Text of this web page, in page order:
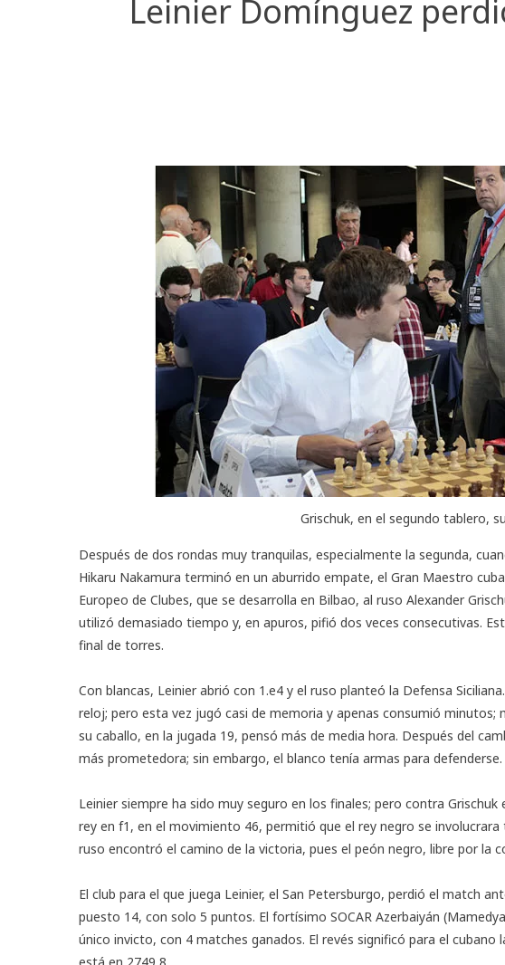
Leinier Domínguez
Grischuk, en el segundo tablero,
Después de dos rondas muy tranquilas, especialmente la segunda,
Hikaru Nakamura terminó en un aburrido empate, el Gran Maestro
Europeo de Clubes, que se desarrolla en Bilbao, al ruso Alexander
utilizó demasiado tiempo y, en apuros, pifió dos veces consecutivas.
final de torres.
Con blancas, Leinier abrió con 1.e4 y el ruso planteó la Defensa
reloj; pero esta vez jugó casi de memoria y apenas consumió
su caballo, en la jugada 19, pensó más de media hora. Después del
más prometedora; sin embargo, el blanco tenía armas para defenderse.
Leinier siempre ha sido muy seguro en los finales; pero contra
rey en f1, en el movimiento 46, permitió que el rey negro se
ruso encontró el camino de la victoria, pues el peón negro, libre por la
El club para el que juega Leinier, el San Petersburgo, perdió el match
puesto 14, con solo 5 puntos. El fortísimo SOCAR Azerbaiyán
único invicto, con 4 matches ganados. El revés significó para el cubano